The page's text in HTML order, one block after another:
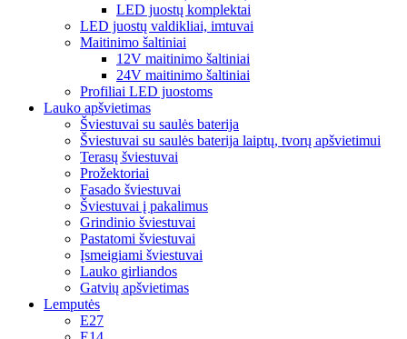
LED juostų komplektai
LED juostų valdikliai, imtuvai
Maitinimo šaltiniai
12V maitinimo šaltiniai
24V maitinimo šaltiniai
Profiliai LED juostoms
Lauko apšvietimas
Šviestuvai su saulės baterija
Šviestuvai su saulės baterija laiptų, tvorų apšvietimui
Terasų šviestuvai
Prožektoriai
Fasado šviestuvai
Šviestuvai į pakalimus
Grindinio šviestuvai
Pastatomi šviestuvai
Įsmeigiami šviestuvai
Lauko girliandos
Gatvių apšvietimas
Lemputės
E27